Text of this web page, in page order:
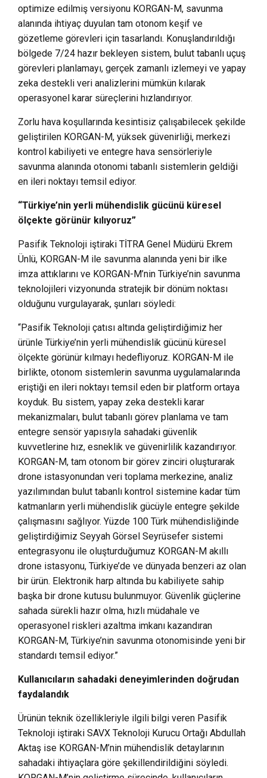
optimize edilmiş versiyonu KORGAN-M, savunma
alanında ihtiyaç duyulan tam otonom keşif ve
gözetleme görevleri için tasarlandı. Konuşlandırıldığı
bölgede 7/24 hazır bekleyen sistem, bulut tabanlı uçuş
görevleri planlamayı, gerçek zamanlı izlemeyi ve yapay
zeka destekli veri analizlerini mümkün kılarak
operasyonel karar süreçlerini hızlandırıyor.
Zorlu hava koşullarında kesintisiz çalışabilecek şekilde
geliştirilen KORGAN-M, yüksek güvenirliği, merkezi
kontrol kabiliyeti ve entegre hava sensörleriyle
savunma alanında otonomi tabanlı sistemlerin geldiği
en ileri noktayı temsil ediyor.
“Türkiye’nin yerli mühendislik gücünü küresel
ölçekte görünür kılıyoruz”
Pasifik Teknoloji iştiraki TİTRA Genel Müdürü Ekrem
Ünlü, KORGAN-M ile savunma alanında yeni bir ilke
imza attıklarını ve KORGAN-M’nin Türkiye’nin savunma
teknolojileri vizyonunda stratejik bir dönüm noktası
olduğunu vurgulayarak, şunları söyledi:
“Pasifik Teknoloji çatısı altında geliştirdiğimiz her
ürünle Türkiye’nin yerli mühendislik gücünü küresel
ölçekte görünür kılmayı hedefliyoruz. KORGAN-M ile
birlikte, otonom sistemlerin savunma uygulamalarında
eriştiği en ileri noktayı temsil eden bir platform ortaya
koyduk. Bu sistem, yapay zeka destekli karar
mekanizmaları, bulut tabanlı görev planlama ve tam
entegre sensör yapısıyla sahadaki güvenlik
kuvvetlerine hız, esneklik ve güvenirlilik kazandırıyor.
KORGAN-M, tam otonom bir görev zinciri oluşturarak
drone istasyonundan veri toplama merkezine, analiz
yazılımından bulut tabanlı kontrol sistemine kadar tüm
katmanların yerli mühendislik gücüyle entegre şekilde
çalışmasını sağlıyor. Yüzde 100 Türk mühendisliğinde
geliştirdiğimiz Seyyah Görsel Seyrüsefer sistemi
entegrasyonu ile oluşturduğumuz KORGAN-M akıllı
drone istasyonu, Türkiye’de ve dünyada benzeri az olan
bir ürün. Elektronik harp altında bu kabiliyete sahip
başka bir drone kutusu bulunmuyor. Güvenlik güçlerine
sahada sürekli hazır olma, hızlı müdahale ve
operasyonel riskleri azaltma imkanı kazandıran
KORGAN-M, Türkiye’nin savunma otonomisinde yeni bir
standardı temsil ediyor.”
Kullanıcıların sahadaki deneyimlerinden doğrudan
faydalandık
Ürünün teknik özellikleriyle ilgili bilgi veren Pasifik
Teknoloji iştiraki SAVX Teknoloji Kurucu Ortağı Abdullah
Aktaş ise KORGAN-M’nin mühendislik detaylarının
sahadaki ihtiyaçlara göre şekillendirildiğini söyledi.